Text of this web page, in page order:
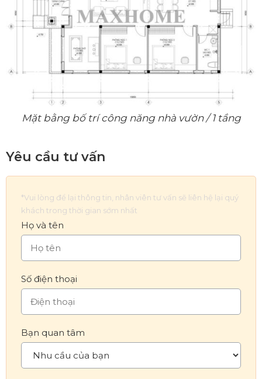
Mặt bằng bố trí công năng nhà vườn / 1 tầng
Yêu cầu tư vấn
*Vui lòng để lại thông tin, nhân viên tư vấn sẽ liên hệ lại quý
khách trong thời gian sớm nhất
Họ và tên
Số điện thoại
Bạn quan tâm